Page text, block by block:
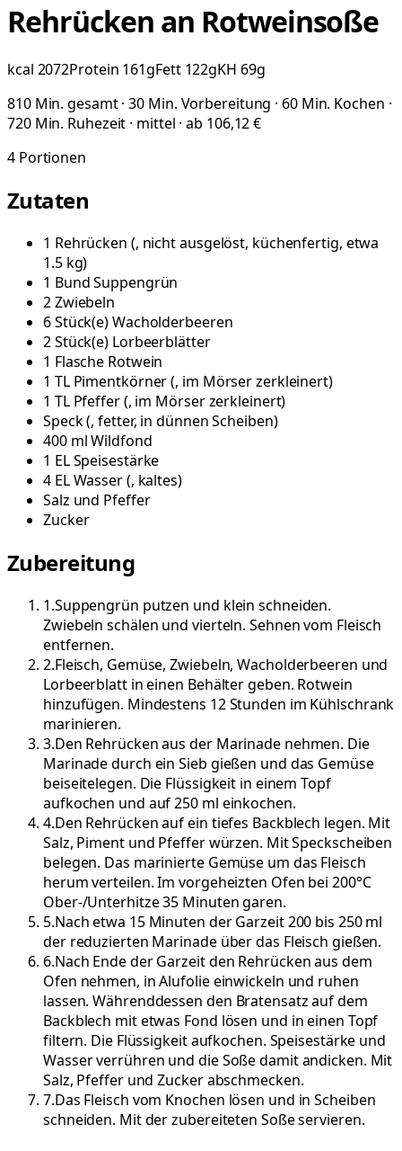
Rehrücken an Rotweinsoße
kcal 2072Protein 161gFett 122gKH 69g
810 Min. gesamt · 30 Min. Vorbereitung · 60 Min. Kochen ·
720 Min. Ruhezeit · mittel · ab 106,12 €
4 Portionen
Zutaten
1 Rehrücken (, nicht ausgelöst, küchenfertig, etwa
1.5 kg)
1 BundSuppengrün
2Zwiebeln
6Stück(e)Wacholderbeeren
2Stück(e) Lorbeerblätter
1 Flasche Rotwein
1 TL Pimentkörner(, im Mörser zerkleinert)
1 TL Pfeffer(, im Mörser zerkleinert)
Speck(, fetter, in dünnen Scheiben)
400 mlWildfond
1 ELSpeisestärke
4 ELWasser(, kaltes)
Salz und Pfeffer
Zucker
Zubereitung
1.Suppengrün putzen und klein schneiden.
Zwiebeln schälen und vierteln. Sehnen vom Fleisch
entfernen.
2.Fleisch, Gemüse, Zwiebeln, Wacholderbeeren und
Lorbeerblatt in einen Behälter geben. Rotwein
hinzufügen. Mindestens 12 Stunden im Kühlschrank
marinieren.
3.Den Rehrücken aus der Marinade nehmen. Die
Marinade durch ein Sieb gießen und das Gemüse
beiseitelegen. Die Flüssigkeit in einem Topf
aufkochen und auf 250 ml einkochen.
4.Den Rehrücken auf ein tiefes Backblech legen. Mit
Salz, Piment und Pfeffer würzen. Mit Speckscheiben
belegen. Das marinierte Gemüse um das Fleisch
herum verteilen. Im vorgeheizten Ofen bei 200°C
Ober-/Unterhitze 35 Minuten garen.
5.Nach etwa 15 Minuten der Garzeit 200 bis 250 ml
der reduzierten Marinade über das Fleisch gießen.
6.Nach Ende der Garzeit den Rehrücken aus dem
Ofen nehmen, in Alufolie einwickeln und ruhen
lassen. Währenddessen den Bratensatz auf dem
Backblech mit etwas Fond lösen und in einen Topf
filtern. Die Flüssigkeit aufkochen. Speisestärke und
Wasser verrühren und die Soße damit andicken. Mit
Salz, Pfeffer und Zucker abschmecken.
7.Das Fleisch vom Knochen lösen und in Scheiben
schneiden. Mit der zubereiteten Soße servieren.